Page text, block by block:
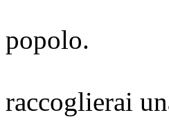
Se
popolo.
raccoglierai